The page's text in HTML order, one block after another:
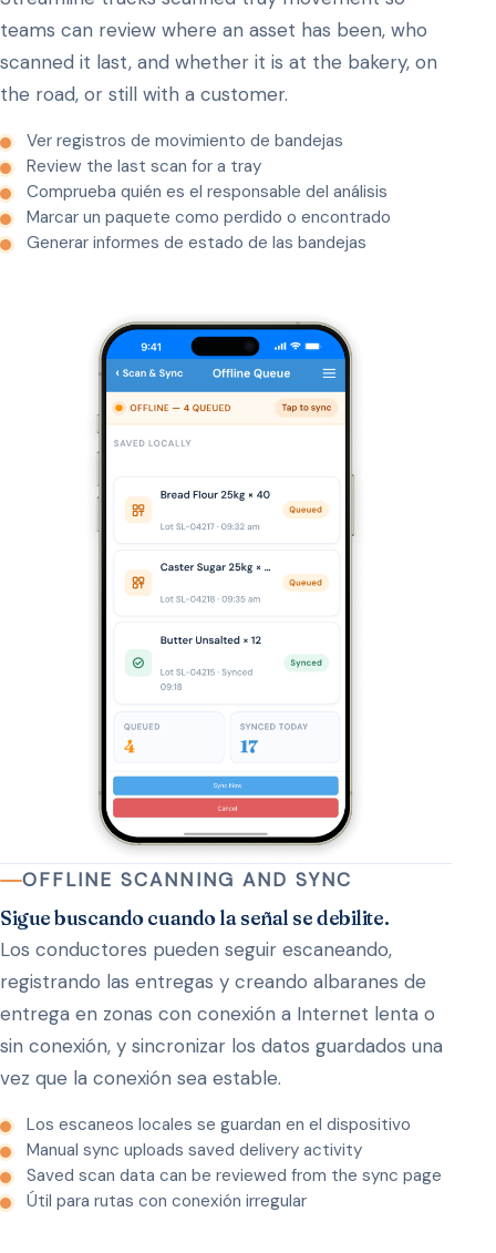
teams can review where an asset has been, who
scanned it last, and whether it is at the bakery, on
the road, or still with a customer.
Ver registros de movimiento de bandejas
Review the last scan for a tray
Comprueba quién es el responsable del análisis
Marcar un paquete como perdido o encontrado
Generar informes de estado de las bandejas
OFFLINE SCANNING AND SYNC
Sigue buscando cuando la señal se debilite.
Los conductores pueden seguir escaneando,
registrando las entregas y creando albaranes de
entrega en zonas con conexión a Internet lenta o
sin conexión, y sincronizar los datos guardados una
vez que la conexión sea estable.
Los escaneos locales se guardan en el dispositivo
Manual sync uploads saved delivery activity
Saved scan data can be reviewed from the sync page
Útil para rutas con conexión irregular